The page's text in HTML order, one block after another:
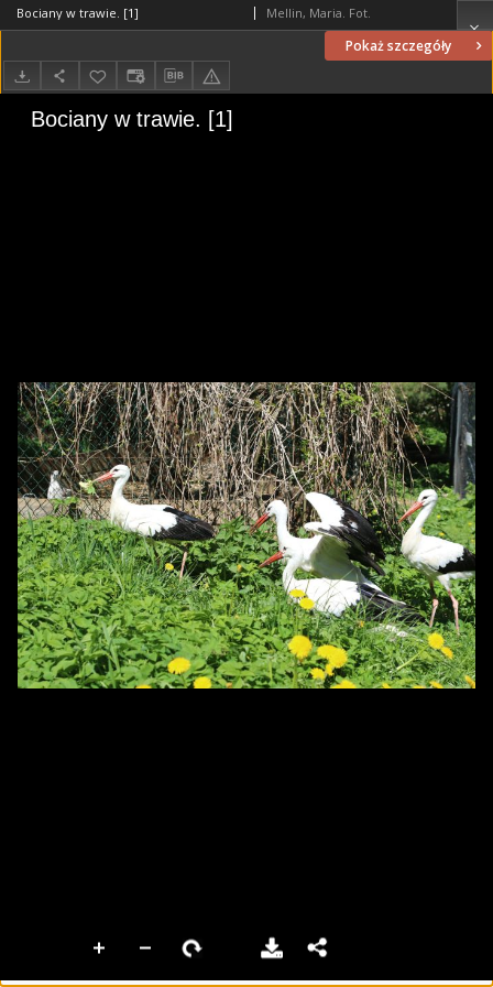
Pokaż szczegóły
Bociany w trawie. [1] Mellin, Maria. Fot.